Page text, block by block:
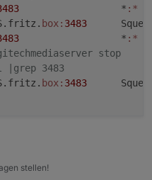
                  *
:*
box: 3483
                  *
:*
stop
3483
box: 3483
stellen!